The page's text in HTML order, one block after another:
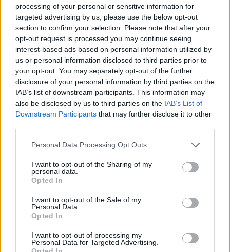
processing of your personal or sensitive information for
targeted advertising by us, please use the below opt-out
section to confirm your selection. Please note that after your
opt-out request is processed you may continue seeing
interest-based ads based on personal information utilized by
us or personal information disclosed to third parties prior to
your opt-out. You may separately opt-out of the further
disclosure of your personal information by third parties on the
IAB’s list of downstream participants. This information may
also be disclosed by us to third parties on the IAB’s List of
Downstream Participants that may further disclose it to other
Please note that this website/app uses one or more Google
not limited to your visit or usage behaviour. You may click to
grant or deny consent to Google and its third-party tags to
use your data for below specified purposes in below Google
consent section.
Personal Data Processing Opt Outs
I want to opt-out of the Sharing of my
personal data.
Opted In
I want to opt-out of the Sale of my
Personal Data.
Opted In
I want to opt-out of processing my
Personal Data for Targeted Advertising.
liczbę, użyte zaś w zdaniu z czasownikiem przeszłym mogą
się łączyć z formami rodzaju męskiego, żeńskiego i nijakiego.
Jak piszemy w artykule poprawnościowymCzym jest słowo
, w polszczyźnie znajdziemy takie konteksty, w
których
Pełna treść tego i 5038 pozostałych artykułów
poprawnościowych dostępna w abonamencie.
W cenie jednej kawy na miesiąc.